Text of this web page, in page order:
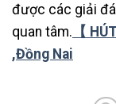
được các giải
quan tâm. 【
,Đồng Nai